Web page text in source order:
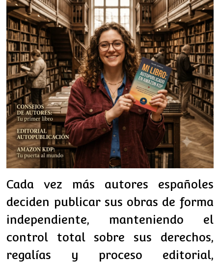
Cada vez más autores españoles
deciden publicar sus obras de forma
independiente, manteniendo el
control total sobre sus derechos,
regalías y proceso editorial,